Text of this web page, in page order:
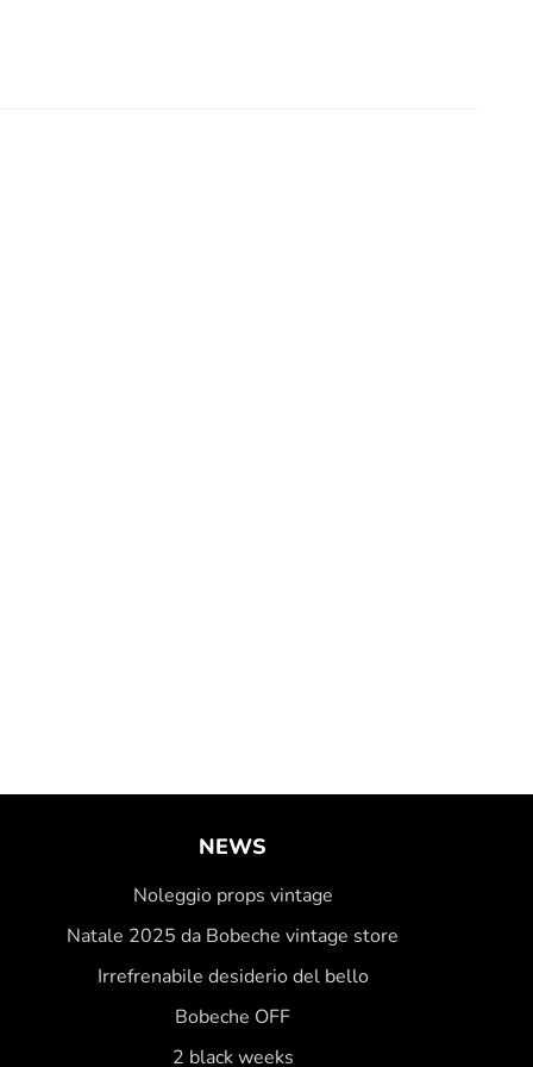
NEWS
Noleggio props vintage
Natale 2025 da Bobeche vintage store
Irrefrenabile desiderio del bello
Bobeche OFF
2 black weeks